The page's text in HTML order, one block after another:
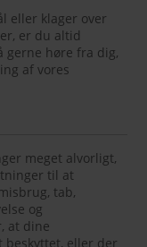
eller klager over
er du altid
gerne høre fra dig,
af vores
meget alvorligt,
til at
tab,
og
at dine
eller der